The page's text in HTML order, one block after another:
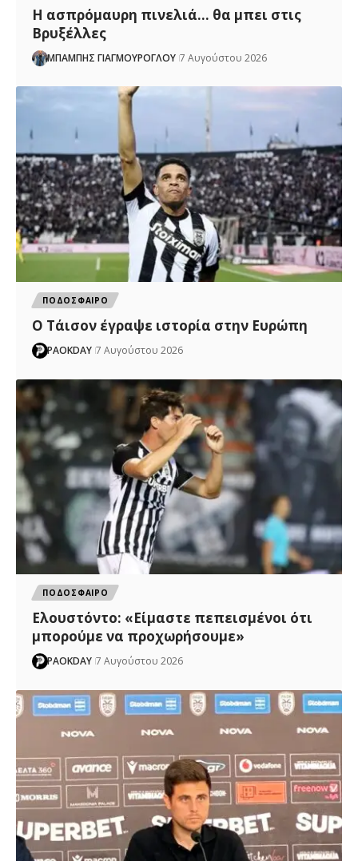
Η ασπρόμαυρη πινελιά… θα μπει στις
Βρυξέλλες
ΜΠΑΜΠΗΣ ΓΙΑΓΜΟΥΡΟΓΛΟΥ 7 Αυγούστου 2026
ΠΟΔΟΣΦΑΙΡΟ
Ο Τάισον έγραψε ιστορία στην Ευρώπη
PAOKDAY 7 Αυγούστου 2026
ΠΟΔΟΣΦΑΙΡΟ
Ελουστόντο: «Είμαστε πεπεισμένοι ότι
μπορούμε να προχωρήσουμε»
PAOKDAY 7 Αυγούστου 2026